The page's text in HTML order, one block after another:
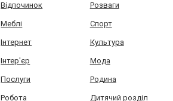
Відпочинок Розваги
Меблі Спорт
Інтернет Культура
Інтер'єр Мода
Послуги Родина
Робота Дитячий розділ